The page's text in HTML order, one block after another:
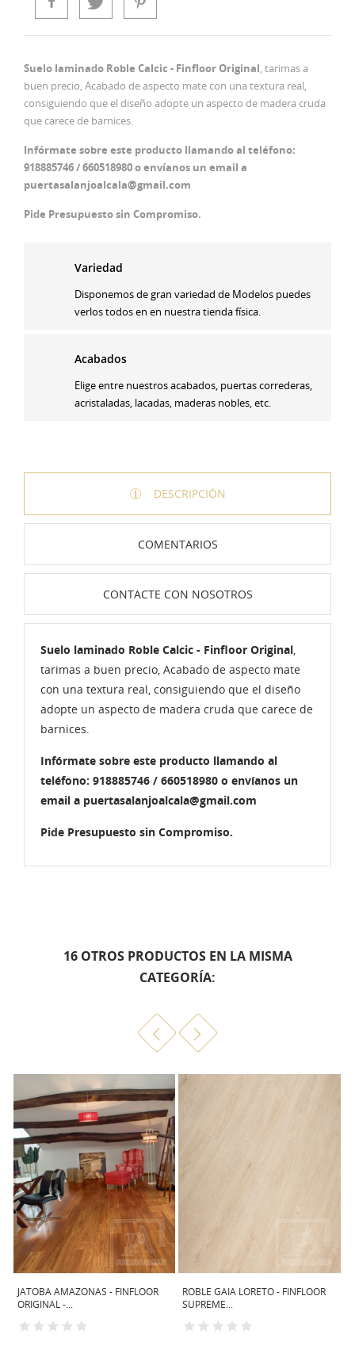
Suelo laminado Roble Calcic - Finfloor Original , tarimas a
buen precio, Acabado de aspecto mate con una textura real,
consiguiendo que el diseño adopte un aspecto de madera cruda
que carece de barnices.
Infórmate sobre este producto llamando al teléfono:
918885746 / 660518980 o envíanos un email a
puertasalanjoalcala@gmail.com
Pide Presupuesto sin Compromiso.
Variedad
Disponemos de gran variedad de Modelos puedes
verlos todos en en nuestra tienda física.
Acabados
Elige entre nuestros acabados, puertas correderas,
acristaladas, lacadas, maderas nobles, etc.
DESCRIPCIÓN
COMENTARIOS
CONTACTE CON NOSOTROS
Suelo laminado Roble Calcic - Finfloor Original,
tarimas a buen precio, Acabado de aspecto mate
con una textura real, consiguiendo que el diseño
adopte un aspecto de madera cruda que carece de
barnices.
Infórmate sobre este producto llamando al
teléfono: 918885746 / 660518980 o envíanos un
email a puertasalanjoalcala@gmail.com
Pide Presupuesto sin Compromiso.
16 OTROS PRODUCTOS EN LA MISMA
CATEGORÍA:
JATOBA AMAZONAS - FINFLOOR
ORIGINAL -...
ROBLE GAIA LORETO - FINFLOOR
SUPREME...